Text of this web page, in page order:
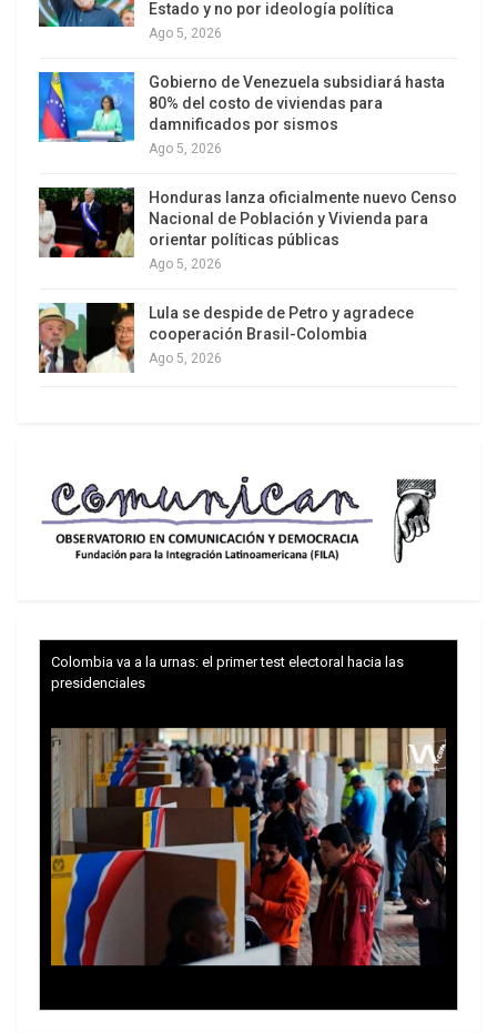
La Habana y Moscú, los proyectos conjuntos
Rusia-Cuba representan no solo una tabla de
salvación económica, sino también un mensaje
político frente a la estrategia de máxima presión
impulsada por Trump en la región.
Estado y no por ideología política
Ago 5, 2026
Gobierno de Venezuela subsidiará hasta
80% del costo de viviendas para
damnificados por sismos
Ago 5, 2026
Honduras lanza oficialmente nuevo Censo
Nacional de Población y Vivienda para
orientar políticas públicas
Ago 5, 2026
Lula se despide de Petro y agradece
cooperación Brasil-Colombia
Ago 5, 2026
Colombia va a la urnas: el primer test electoral hacia las
presidenciales